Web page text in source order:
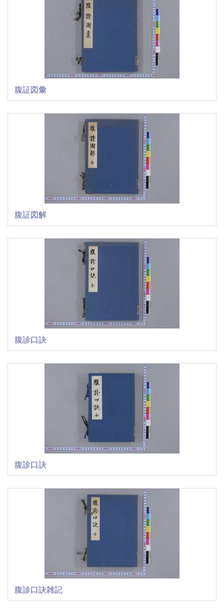
腹証図彙
腹証図解
腹診口訣
腹診口訣
腹診口訣雑記